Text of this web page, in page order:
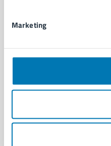
Marketing
CF: 80014890638
Servizio Protocollo, URP e
Centralino unico:0817951111
Prenotazione appuntamento
Segnalazione disservizio